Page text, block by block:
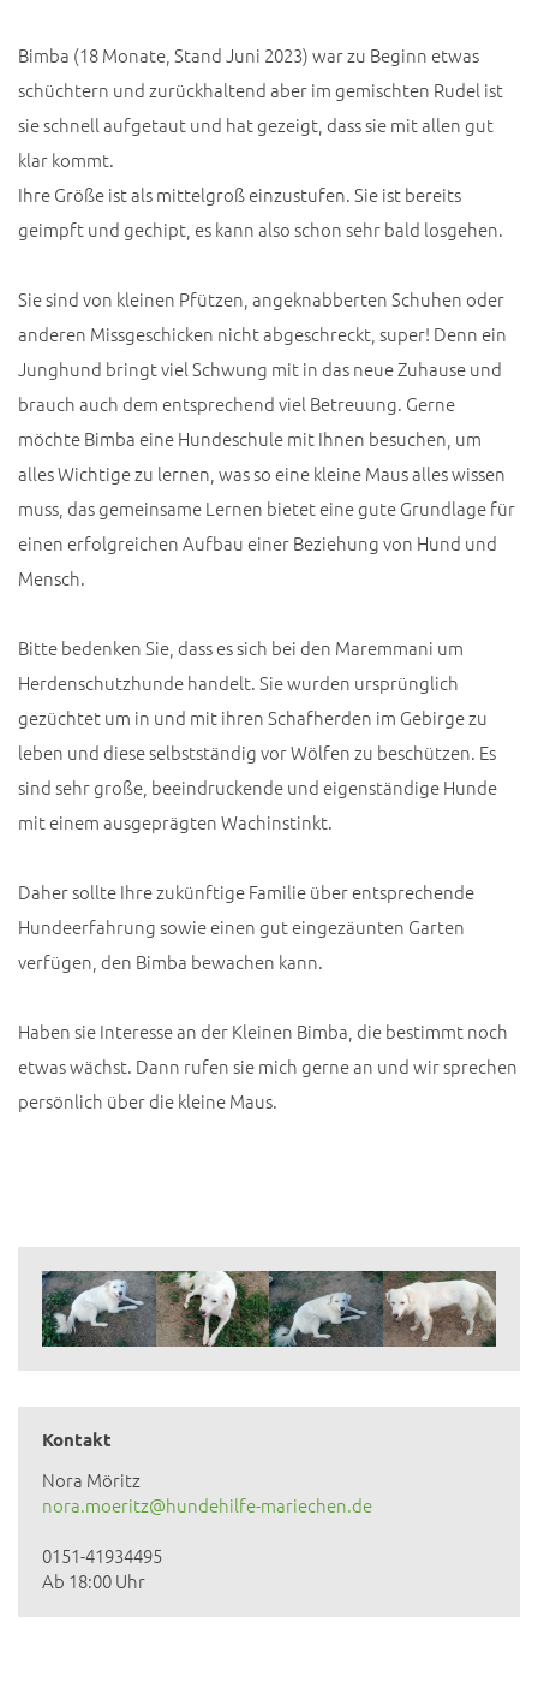
Bimba (18 Monate, Stand Juni 2023) war zu Beginn etwas
schüchtern und zurückhaltend aber im gemischten Rudel ist
sie schnell aufgetaut und hat gezeigt, dass sie mit allen gut
klar kommt.
Ihre Größe ist als mittelgroß einzustufen. Sie ist bereits
geimpft und gechipt, es kann also schon sehr bald losgehen.
Sie sind von kleinen Pfützen, angeknabberten Schuhen oder
anderen Missgeschicken nicht abgeschreckt, super! Denn ein
Junghund bringt viel Schwung mit in das neue Zuhause und
brauch auch dem entsprechend viel Betreuung. Gerne
möchte Bimba eine Hundeschule mit Ihnen besuchen, um
alles Wichtige zu lernen, was so eine kleine Maus alles wissen
muss, das gemeinsame Lernen bietet eine gute Grundlage für
einen erfolgreichen Aufbau einer Beziehung von Hund und
Mensch.
Bitte bedenken Sie, dass es sich bei den Maremmani um
Herdenschutzhunde handelt. Sie wurden ursprünglich
gezüchtet um in und mit ihren Schafherden im Gebirge zu
leben und diese selbstständig vor Wölfen zu beschützen. Es
sind sehr große, beeindruckende und eigenständige Hunde
mit einem ausgeprägten Wachinstinkt.
Daher sollte Ihre zukünftige Familie über entsprechende
Hundeerfahrung sowie einen gut eingezäunten Garten
verfügen, den Bimba bewachen kann.
Haben sie Interesse an der Kleinen Bimba, die bestimmt noch
etwas wächst. Dann rufen sie mich gerne an und wir sprechen
persönlich über die kleine Maus.
Kontakt
Nora Möritz
nora.moeritz@hundehilfe-mariechen.de
0151-41934495
Ab 18:00 Uhr